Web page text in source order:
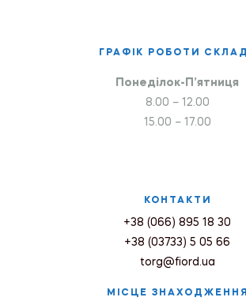
ГРАФІК РОБОТИ
Понеділок-П’ятниця
8.00 – 12.00
15.00 – 17.00
КОНТАКТИ
+38 (066) 895 18 30
+38 (03733) 5 05 66
torg@fiord.ua
МІСЦЕ ЗНАХОДЖЕННЯ